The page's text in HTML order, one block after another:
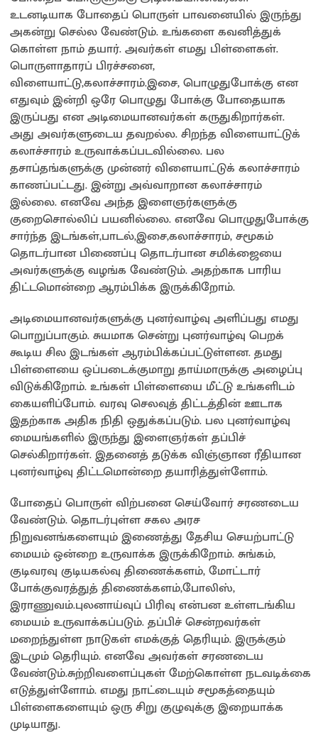
உடனடியாக போதைப் பொருள் பாவனையில் இருந்து
அகன்று செல்ல வேண்டும். உங்களை கவனித்துக்
கொள்ள நாம் தயார். அவர்கள் எமது பிள்ளைகள்.
பொருளாதாரப் பிரச்சனை,
விளையாட்டு,கலாச்சாரம்.இசை, பொழுதுபோக்கு என
எதுவும் இன்றி ஒரே பொழுது போக்கு போதையாக
இருப்பது என அடிமையானவர்கள் கருதுகிறார்கள்.
அது அவர்களுடைய தவறல்ல. சிறந்த விளையாட்டுக்
கலாச்சாரம் உருவாக்கப்படவில்லை. பல
தசாப்தங்களுக்கு முன்னர் விளையாட்டுக் கலாச்சாரம்
காணப்பட்டது. இன்று அவ்வாறான கலாச்சாரம்
இல்லை. எனவே அந்த இளைஞர்களுக்கு
குறைசொல்லிப் பயனில்லை. எனவே பொழுதுபோக்கு
சார்ந்த இடங்கள்,பாடல்,இசை,கலாச்சாரம், சமூகம்
தொடர்பான பிணைப்பு தொடர்பான சமிக்ஜையை
அவர்களுக்கு வழங்க வேண்டும். அதற்காக பாரிய
திட்டமொன்றை ஆரம்பிக்க இருக்கிறோம்.
அடிமையானவர்களுக்கு புனர்வாழ்வு அளிப்பது எமது
பொறுப்பாகும். சுயமாக சென்று புனர்வாழ்வு பெறக்
கூடிய சில இடங்கள் ஆரம்பிக்கப்பட்டுள்ளன. தமது
பிள்ளையை ஒப்படைக்குமாறு தாய்மாருக்கு அழைப்பு
விடுக்கிறோம். உங்கள் பிள்ளையை மீட்டு உங்களிடம்
கையளிப்போம். வரவு செலவுத் திட்டத்தின் ஊடாக
இதற்காக அதிக நிதி ஒதுக்கப்படும். பல புனர்வாழ்வு
மையங்களில் இருந்து இளைஞர்கள் தப்பிச்
செல்கிறார்கள். இதனைத் தடுக்க விஞ்ஞான ரீதியான
புனர்வாழ்வு திட்டமொன்றை தயாரித்துள்ளோம்.
போதைப் பொருள் விற்பனை செய்வோர் சரணடைய
வேண்டும். தொடர்புள்ள சகல அரச
நிறுவனங்களையும் இணைத்து தேசிய செயற்பாட்டு
மையம் ஒன்றை உருவாக்க இருக்கிறோம். சுங்கம்,
குடிவரவு குடியகல்வு திணைக்களம், மோட்டார்
போக்குவரத்துத் திணைக்களம்,போலிஸ்,
இராணுவம்.புலனாய்வுப் பிரிவு என்பன உள்ளடங்கிய
மையம் உருவாக்கப்படும். தப்பிச் சென்றவர்கள்
மறைந்துள்ள நாடுகள் எமக்குத் தெரியும். இருக்கும்
இடமும் தெரியும். எனவே அவர்கள் சரணடைய
வேண்டும்.சுற்றிவளைப்புகள் மேற்கொள்ள நடவடிக்கை
எடுத்துள்ளோம். எமது நாட்டையும் சமூகத்தையும்
பிள்ளைகளையும் ஒரு சிறு குழுவுக்கு இறையாக்க
முடியாது.